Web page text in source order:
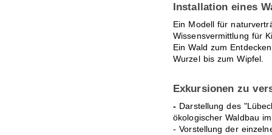
Installation eines
Ein Modell für
Wissensvermittlung für
Ein Wald zum
Wurzel bis zum Wipfel.
Exkursionen zu
- Darstellung des
ökologischer Waldbau
- Vorstellung der